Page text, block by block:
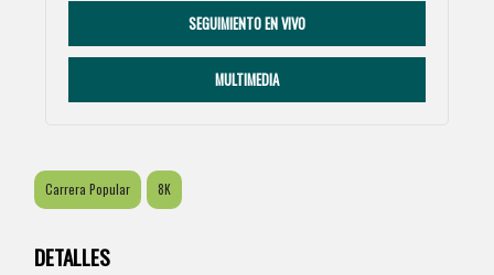
SEGUIMIENTO EN VIVO
MULTIMEDIA
Carrera Popular 8K
DETALLES